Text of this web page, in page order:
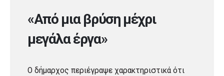
«Από μια βρύση μέχρι
μεγάλα έργα»
Ο δήμαρχος περιέγραψε χαρακτηριστικά ότι